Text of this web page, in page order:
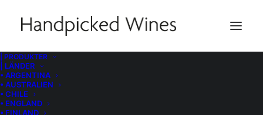
| PRODUKTER
| LÄNDER
• ARGENTINA
• AUSTRALIEN
• CHILE
• ENGLAND
• FINLAND